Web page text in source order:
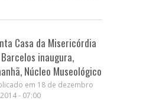
Casa da Misericórdia
inaugura,
Núcleo Museológico
em 18 de dezembro
- 07:00